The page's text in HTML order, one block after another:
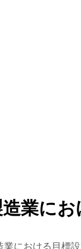
業にお
業における目標